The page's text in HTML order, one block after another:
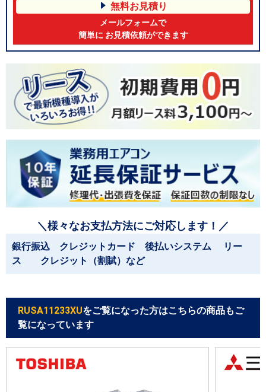
無料お見積り
メールフォームで
簡単に お見積依頼ができます
＼様々なお支払方法にご対応します！／
銀行振込 クレジットカード 後払いシステム リー
ス クレジット（割賦）など
RUSA11233XUをご覧になった方はこちらの商品もご
覧になっています